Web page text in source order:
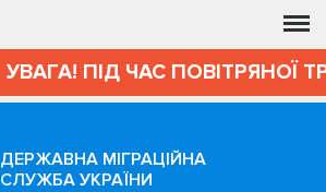
УВАГА! ПІД ЧАС ПОВІТРЯНОЇ
ДЕРЖАВНА МІГРАЦІЙНА
СЛУЖБА УКРАЇНИ